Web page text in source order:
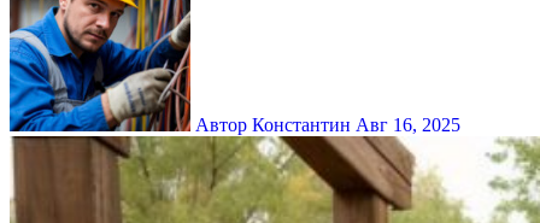
Автор Константин Авг 16, 2025